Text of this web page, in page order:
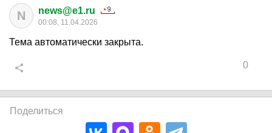
N news@e1.ru
00:08, 11.04.2026
Тема автоматически закрыта.
0
Поделиться